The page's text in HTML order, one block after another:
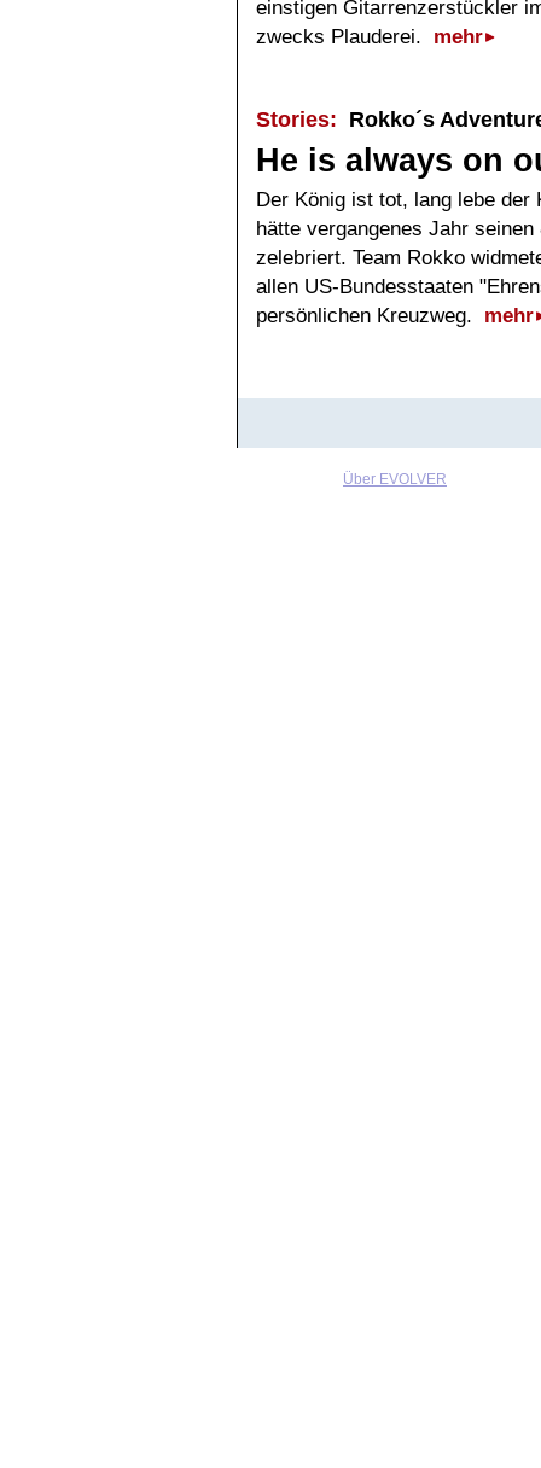
einstigen Gitarrenzerstückler
zwecks Plauderei.
mehr
Stories: Rokko´s
He is always on
Der König ist tot, lang lebe der
hätte vergangenes Jahr
zelebriert. Team Rokko
allen US-Bundesstaaten
persönlichen Kreuzweg.
mehr
Über EVOLVER